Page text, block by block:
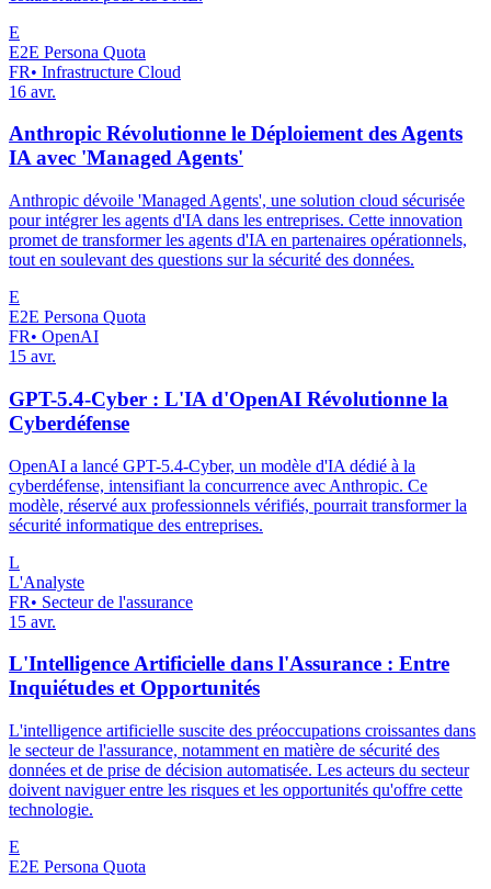
E
E2E Persona Quota
FR• Infrastructure Cloud
16 avr.
Anthropic Révolutionne le Déploiement des Agents
IA avec 'Managed Agents'
Anthropic dévoile 'Managed Agents', une solution cloud sécurisée
pour intégrer les agents d'IA dans les entreprises. Cette innovation
promet de transformer les agents d'IA en partenaires opérationnels,
tout en soulevant des questions sur la sécurité des données.
E
E2E Persona Quota
FR• OpenAI
15 avr.
GPT-5.4-Cyber : L'IA d'OpenAI Révolutionne la
Cyberdéfense
OpenAI a lancé GPT-5.4-Cyber, un modèle d'IA dédié à la
cyberdéfense, intensifiant la concurrence avec Anthropic. Ce
modèle, réservé aux professionnels vérifiés, pourrait transformer la
sécurité informatique des entreprises.
L
L'Analyste
FR• Secteur de l'assurance
15 avr.
L'Intelligence Artificielle dans l'Assurance : Entre
Inquiétudes et Opportunités
L'intelligence artificielle suscite des préoccupations croissantes dans
le secteur de l'assurance, notamment en matière de sécurité des
données et de prise de décision automatisée. Les acteurs du secteur
doivent naviguer entre les risques et les opportunités qu'offre cette
technologie.
E
E2E Persona Quota